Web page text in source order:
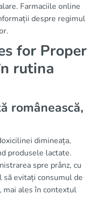
Farmaciile online
despre regimul
for Proper
rutina
românească,
dimineața,
produsele lactate.
spre prânz, cu
să evitați consumul de
ales în contextul